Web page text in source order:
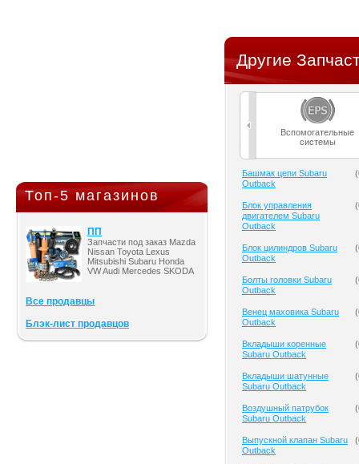
Топ-5 магазинов
ПП
Запчасти под заказ Mazda
Nissan Toyota Lexus
Mitsubishi Subaru Honda
VW Audi Mercedes SKODA
Все продавцы
Блэк-лист продавцов
Другие
Вспомогательные
системы
Башмак цепи Subaru
Outback
(
Блок управления
двигателем Subaru
Outback
(
Блок цилиндров Subaru
Outback
(
Болты головки Subaru
Outback
(
Венец маховика Subaru
Outback
(
Вкладыши коренные
Subaru Outback
(
Вкладыши шатунные
Subaru Outback
(
Воздушный патрубок
Subaru Outback
(
Выпускной клапан Subaru
Outback
(